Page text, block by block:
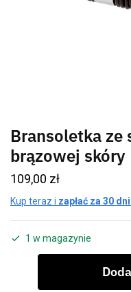
Bransoletka ze
brązowej skóry
109,00 zł
Kup teraz i zapłać za 30
1 w magazynie